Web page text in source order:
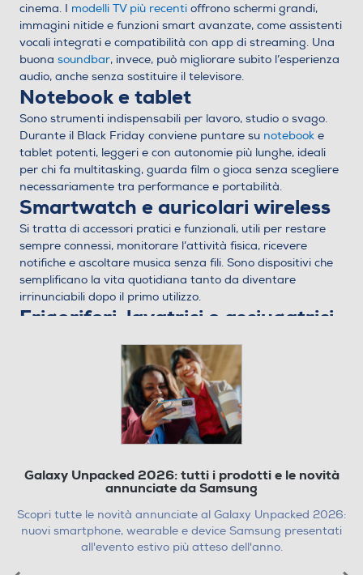
cinema. I modelli TV più recenti offrono schermi grandi,
immagini nitide e funzioni smart avanzate, come assistenti
vocali integrati e compatibilità con app di streaming. Una
buonasoundbar, invece, può migliorare subito l’esperienza
audio, anche senza sostituire il televisore.
Notebook e tablet
Sono strumenti indispensabili per lavoro, studio o svago.
Durante il Black Friday conviene puntare su notebook e
tablet potenti, leggeri e con autonomie più lunghe, ideali
per chi fa multitasking, guarda film o gioca senza scegliere
necessariamente tra performance e portabilità.
Smartwatch e auricolari wireless
Si tratta di accessori pratici e funzionali, utili per restare
sempre connessi, monitorare l’attività fisica, ricevere
notifiche e ascoltare musica senza fili. Sono dispositivi che
semplificano la vita quotidiana tanto da diventare
irrinunciabili dopo il primo utilizzo.
Frigoriferi, lavatrici e asciugatrici
a basso consumo
Elettrodomestici moderniche riducono i consumi energetici
e migliorano la gestione della casa. Offrono programmi
rapidi, cicli personalizzabili e maggiore capacità. Una
routine quotidiana più semplice e la garanzia di un buon
rapporto tra risparmio e durata è quello che tutti
Sicurezza e domotica
Telecamere, sensori, sistemi di allarme e videocitofoni
smart permettono di proteggere la casa in modo semplice
e sempre controllabile da smartphone. Il Black Friday è
sicuramente l’occasione giusta per investire nella
Galaxy Unpacked 2026: tutti i prodotti e le novità
annunciate da Samsung
Scopri tutte le novità annunciate al Galaxy Unpacked 2026:
nuovi smartphone, wearable e device Samsung presentati
all'evento estivo più atteso dell'anno.